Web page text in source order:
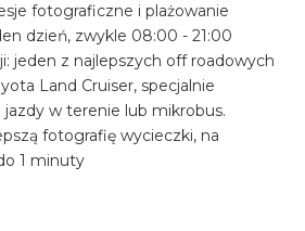
fotograficzne i plażowanie
dzień, zwykle 08:00 - 21:00
jeden z najlepszych off roadowych
Land Cruiser, specjalnie
w terenie lub mikrobus.
fotografię wycieczki, na
1 minuty